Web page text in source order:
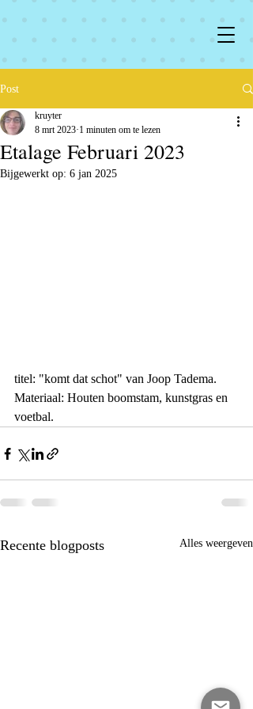
Post
Etalage Februari 2023
kruyter
8 mrt 2023 1 minuten om te lezen
Bijgewerkt op: 6 jan 2025
titel: "komt dat schot" van Joop Tadema.
Materiaal: Houten boomstam, kunstgras en
voetbal.
Recente blogposts Alles weergeven